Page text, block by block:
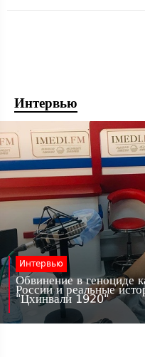
Интервью
Интервью
Обвинение в геноциде
России и реальные
"Цхинвали 1920"